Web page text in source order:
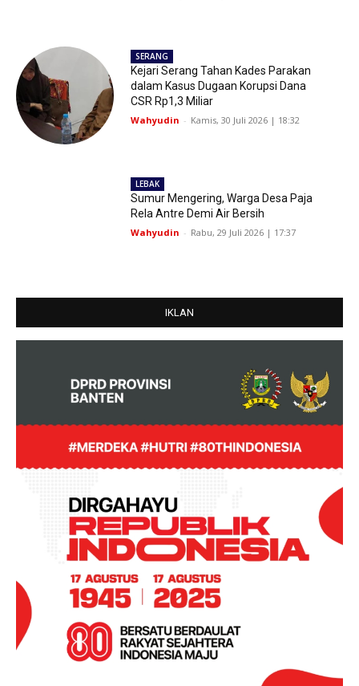
SERANG
Kejari Serang Tahan Kades Parakan
dalam Kasus Dugaan Korupsi Dana
CSR Rp1,3 Miliar
Wahyudin - Kamis, 30 Juli 2026 | 18:32
LEBAK
Sumur Mengering, Warga Desa Paja
Rela Antre Demi Air Bersih
Wahyudin - Rabu, 29 Juli 2026 | 17:37
IKLAN